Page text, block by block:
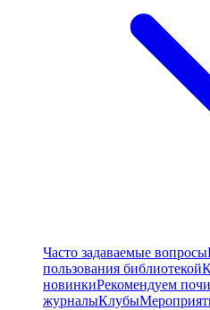
Часто задаваемые вопросы
пользования библиотекой
новинкиРекомендуем
журналыКлубы